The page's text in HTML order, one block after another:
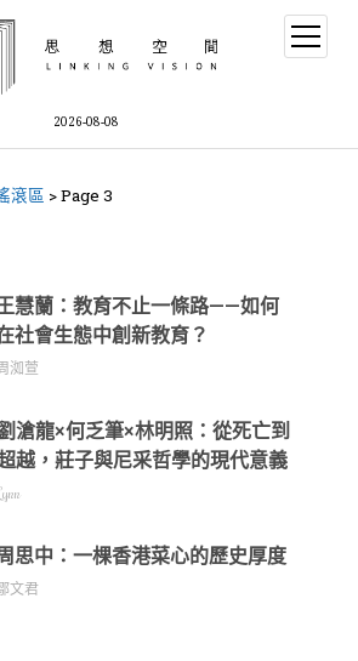
2026-08-08
滾區 >Page 3
慧蘭：教育不止一條路——如何
社會生態中創新教育？
洳萱
滄龍×何乏筆×林明照：從死亡到
越，莊子與尼采哲學的現代意義
思中：一棵香港菜心的歷史厚度
文君